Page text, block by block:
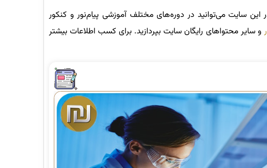
سایت می‌توانید در دوره‌های مختلف آموزشی پیام‌نور و کنکور
و سایر محتواهای رایگان سایت بپردازید. برای کسب اطلاعات بیشتر